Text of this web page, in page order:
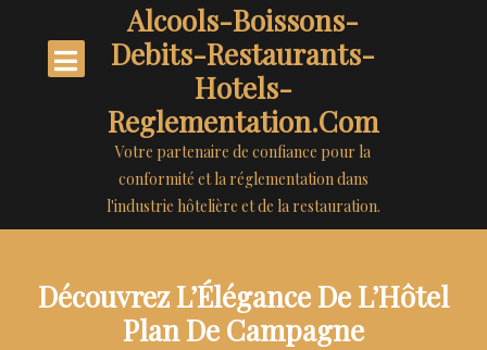
Alcools-Boissons-
Debits-Restaurants-
Hotels-
Reglementation.com
Votre partenaire de confiance pour la
conformité et la réglementation dans
l'industrie hôtelière et de la restauration.
Découvrez L’Élégance De L’Hôtel
Plan De Campagne